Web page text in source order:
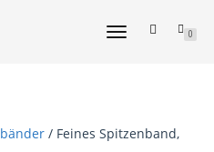
NAVIGATION
0
/ Feines Spitzenband,